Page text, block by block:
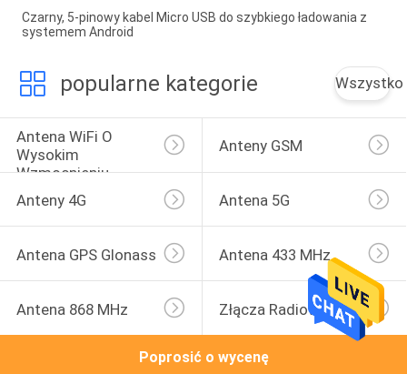
Czarny, 5-pinowy kabel Micro USB do szybkiego ładowania z
systemem Android
popularne kategorie Wszystko
Antena WiFi O
Wysokim
Wzmocnieniu
Anteny GSM
Anteny 4G Antena 5G
Antena GPS Glonass Antena 433 MHz
Antena 868 MHz Złącza Radiowe
Poprosić o wycenę